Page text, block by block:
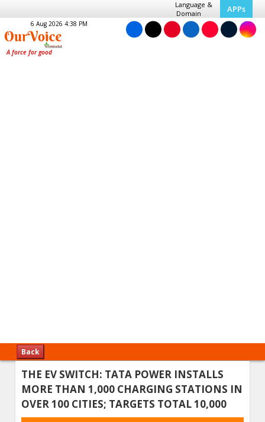
Language &
Domain
APPs
6 Aug 2026 4:38 PM
Back
THE EV SWITCH: TATA POWER INSTALLS
MORE THAN 1,000 CHARGING STATIONS IN
OVER 100 CITIES; TARGETS TOTAL 10,000